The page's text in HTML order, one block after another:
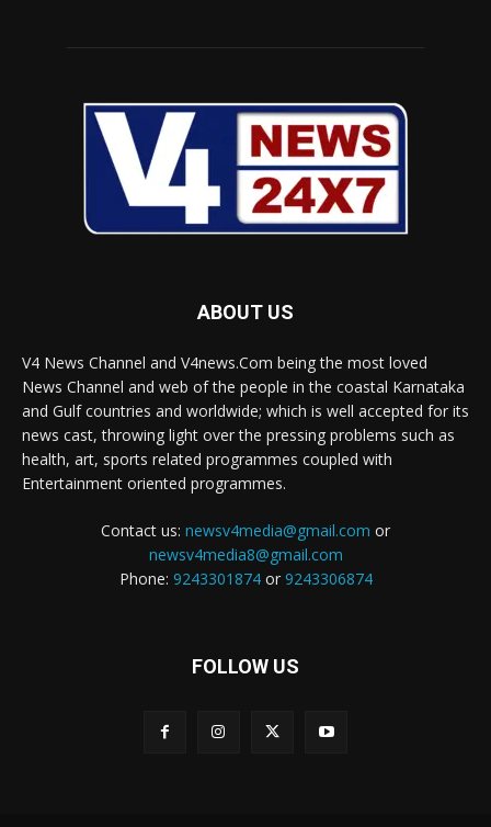
ABOUT US
V4 News Channel and V4news.Com being the most loved
News Channel and web of the people in the coastal Karnataka
and Gulf countries and worldwide; which is well accepted for its
news cast, throwing light over the pressing problems such as
health, art, sports related programmes coupled with
Entertainment oriented programmes.
Contact us: newsv4media@gmail.com or
newsv4media8@gmail.com
Phone: 9243301874or 9243306874
FOLLOW US